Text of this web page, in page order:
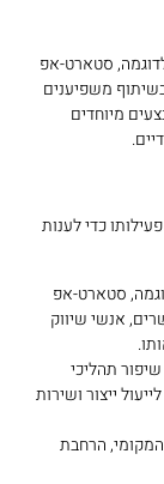
סטארט-אפ
משפיענים
מיוחדים
כדי לענות
סטארט-אפ
אנשי שיווק
תהליכי
ייצור ושירות
הרחבת